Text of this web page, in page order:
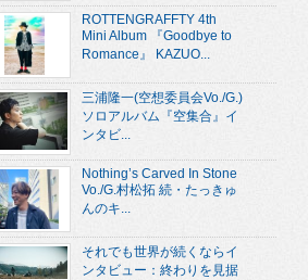
ROTTENGRAFFTY 4th
Mini Album 『Goodbye to
Romance』 KAZUO...
三浦隆一(空想委員会Vo./G.)
ソロアルバム『空集合』イ
ンタビ...
Nothing’s Carved In Stone
Vo./G.村松拓 続・たっきゅ
んのキ...
それでも世界が続くならイ
ンタビュー：終わりを見据